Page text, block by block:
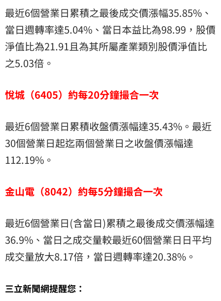
最近6個營業日累積之最後成交價漲幅35.85%、
當日週轉率達5.04%、當日本益比為98.99，股價
淨值比為21.91且為其所屬產業類別股價淨值比
之5.03倍。
悅城（6405）約每20分鐘撮合一次
最近6個營業日累積收盤價漲幅達35.43%。最近
30個營業日起迄兩個營業日之收盤價漲幅達
112.19%。
金山電（8042）約每5分鐘撮合一次
最近6個營業日(含當日)累積之最後成交價漲幅達
36.9%、當日之成交量較最近60個營業日日平均
成交量放大8.17倍，當日週轉率達20.38%。
三立新聞網提醒您：